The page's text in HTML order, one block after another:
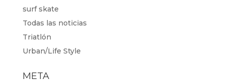
surf skate
Todas las noticias
Triatlón
Urban/Life Style
META